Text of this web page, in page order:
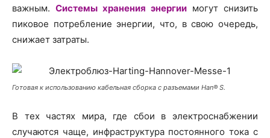
важным. Системы хранения энергии могут снизить
пиковое потребление энергии, что, в свою очередь,
снижает затраты.
Готовая к использованию кабельная сборка с разъемами Han® S.
В тех частях мира, где сбои в электроснабжении
случаются чаще, инфраструктура постоянного тока с